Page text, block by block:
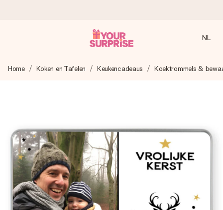
We maken jouw cadeau met zorg en zorgen dat het
4,8 (gebaseerd op +8.000 reviews)
Onze cadeaus worden gewaardeerd. Klanten beoordelen
ons met een 4,7 op Google Reviews
Gratis wenskaartje
NL
Home Koken en Tafelen Keukencadeaus Koektrommels &